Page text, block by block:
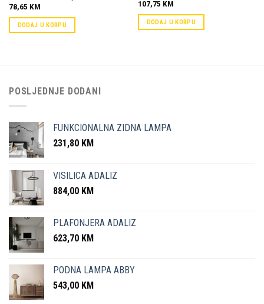
78,65 KM
DODAJ U KORPU
107,75 KM
DODAJ U KORPU
POSLJEDNJE DODANI
FUNKCIONALNA ZIDNA LAMPA
231,80 KM
VISILICA ADALIZ
884,00 KM
PLAFONJERA ADALIZ
623,70 KM
PODNA LAMPA ABBY
543,00 KM